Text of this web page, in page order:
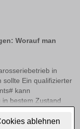
ablehnen
Worauf man
in
sollte Ein qualifizierter
kann
bestem Zustand
Betrieb? Neben